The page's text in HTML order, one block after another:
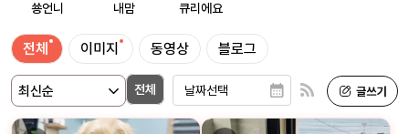
쑝언니 내맘 큐리에요
전체 이미지 동영상 블로그
전체